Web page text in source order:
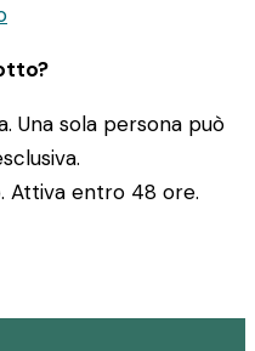
Una sola persona può
Attiva entro 48 ore.